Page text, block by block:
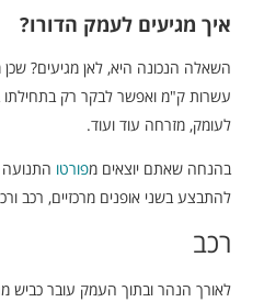
איך מגיעים לעמק הדורו?
השאלה הנכונה היא, לאן מגיעים? שכן
עשרות ק"מ ואפשר לבקר רק בתחילתו
לעומק, מזרחה עוד ועוד.
בהנחה שאתם יוצאים מ פורטוהתנועה
להתבצע בשני אופנים מרכזיים, רכב
רכב
לאורך הנהר ובתוך העמק עובר כביש